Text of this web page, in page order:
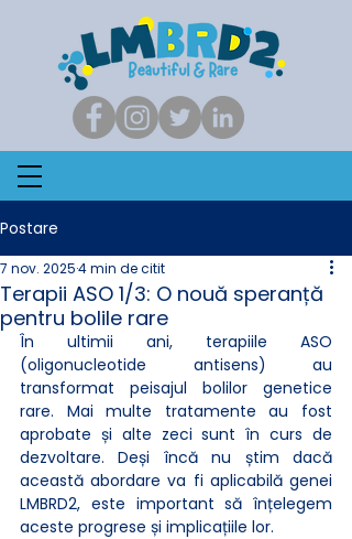
Postare
Terapii ASO 1/3: O nouă speranță
pentru bolile rare
7 nov. 20254 min de citit
În ultimii ani, terapiile ASO
(oligonucleotide antisens) au
transformat peisajul bolilor genetice
rare. Mai multe tratamente au fost
aprobate și alte zeci sunt în curs de
dezvoltare. Deși încă nu știm dacă
această abordare va fi aplicabilă genei
LMBRD2, este important să înțelegem
aceste progrese și implicațiile lor.